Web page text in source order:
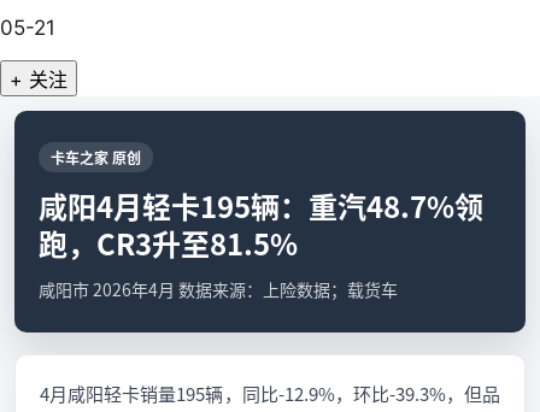
05-21
+ 关注
卡车之家 原创
咸阳4月轻卡195辆：重汽48.7%领
跑，CR3升至81.5%
咸阳市 2026年4月 数据来源：上险数据；载货车
4月咸阳轻卡销量195辆，同比-12.9%，环比-39.3%，但品